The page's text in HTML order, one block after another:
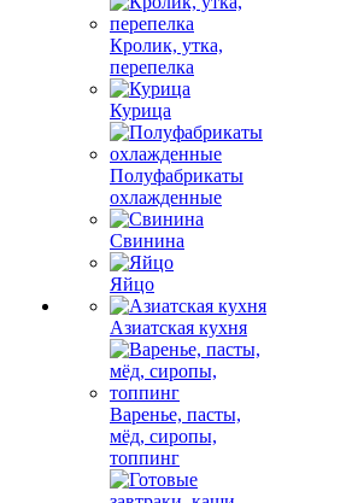
Кролик, утка,
перепелка
Курица
Полуфабрикаты
охлажденные
Свинина
Яйцо
Азиатская кухня
Варенье, пасты,
мёд, сиропы,
топпинг